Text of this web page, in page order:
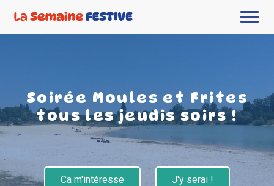
Soirée Moules et Frites
tous les jeudis soirs !
Ca m'intéresse J'y serai !